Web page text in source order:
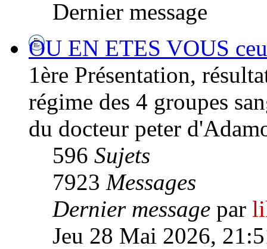
Dernier message
OU EN ETES VOUS
1ère Présentation,
régime des 4 groupes
du docteur peter
596 Sujets
7923 Messages
Dernier message par
Jeu 28 Mai 2026,